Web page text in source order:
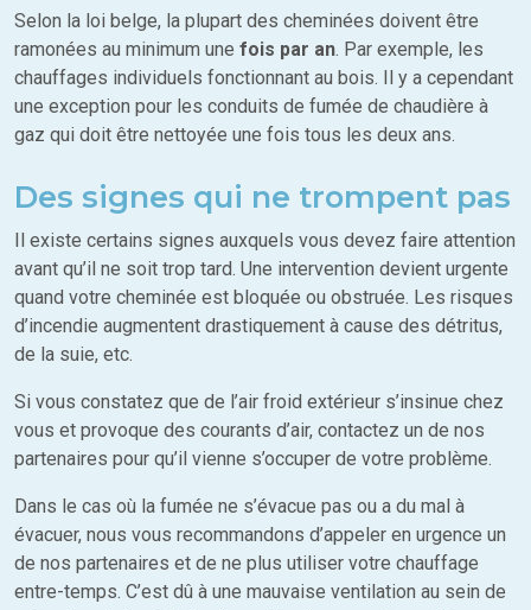
Selon la loi belge, la plupart des cheminées doivent être
ramonées au minimum une fois par an. Par exemple, les
chauffages individuels fonctionnant au bois. Il y a cependant
une exception pour les conduits de fumée de chaudière à
gaz qui doit être nettoyée une fois tous les deux ans.
Des signes qui ne trompent pas
Il existe certains signes auxquels vous devez faire attention
avant qu’il ne soit trop tard. Une intervention devient urgente
quand votre cheminée est bloquée ou obstruée. Les risques
d’incendie augmentent drastiquement à cause des détritus,
de la suie, etc.
Si vous constatez que de l’air froid extérieur s’insinue chez
vous et provoque des courants d’air, contactez un de nos
partenaires pour qu’il vienne s’occuper de votre problème.
Dans le cas où la fumée ne s’évacue pas ou a du mal à
évacuer, nous vous recommandons d’appeler en urgence un
de nos partenaires et de ne plus utiliser votre chauffage
entre-temps. C’est dû à une mauvaise ventilation au sein de